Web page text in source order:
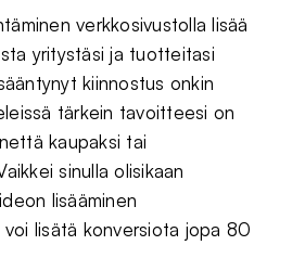
verkkosivustolla lisää
yritystäsi ja tuotteitasi
kiinnostus onkin
tärkein tavoitteesi on
kaupaksi tai
sinulla olisikaan
lisääminen
voi lisätä konversiota jopa 80